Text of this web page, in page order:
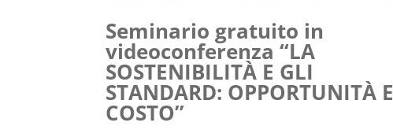
Seminario gratuito in
videoconferenza “LA
SOSTENIBILITÀ E GLI
STANDARD: OPPORTUNITÀ E
COSTO”